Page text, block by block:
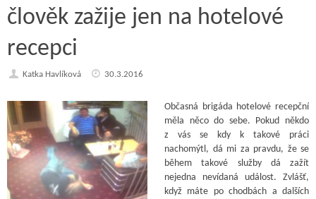
člověk zažije jen na hotelové
recepci
Katka Havlíková 30.3.2016
Občasná brigáda hotelové recepční
měla něco do sebe. Pokud někdo
z vás se kdy k takové práci
nachomýtl, dá mi za pravdu, že se
během takové služby dá zažít
nejedna nevídaná událost. Zvlášť,
když máte po chodbách a dalších